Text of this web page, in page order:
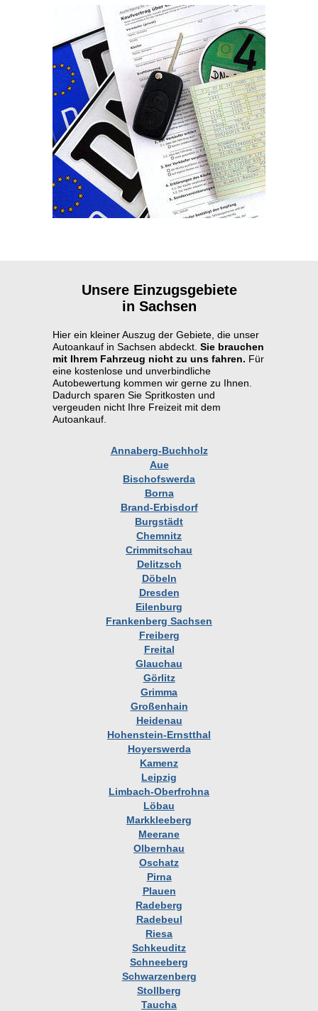
Unsere Einzugsgebiete
in Sachsen
Hier ein kleiner Auszug der Gebiete, die unser
Autoankauf in Sachsen abdeckt. Sie brauchen
mit Ihrem Fahrzeug nicht zu uns fahren. Für
eine kostenlose und unverbindliche
Autobewertung kommen wir gerne zu Ihnen.
Dadurch sparen Sie Spritkosten und
vergeuden nicht Ihre Freizeit mit dem
Autoankauf.
Annaberg-Buchholz
Aue
Bischofswerda
Borna
Brand-Erbisdorf
Burgstädt
Chemnitz
Crimmitschau
Delitzsch
Döbeln
Dresden
Eilenburg
Frankenberg Sachsen
Freiberg
Freital
Glauchau
Görlitz
Grimma
Großenhain
Heidenau
Hohenstein-Ernstthal
Hoyerswerda
Kamenz
Leipzig
Limbach-Oberfrohna
Löbau
Markkleeberg
Meerane
Olbernhau
Oschatz
Pirna
Plauen
Radeberg
Radebeul
Riesa
Schkeuditz
Schneeberg
Schwarzenberg
Stollberg
Taucha